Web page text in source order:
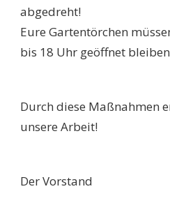
abgedreht!
Eure Gartentörchen
bis 18 Uhr geöffnet
Durch diese Maßnahmen
unsere Arbeit!
Der Vorstand